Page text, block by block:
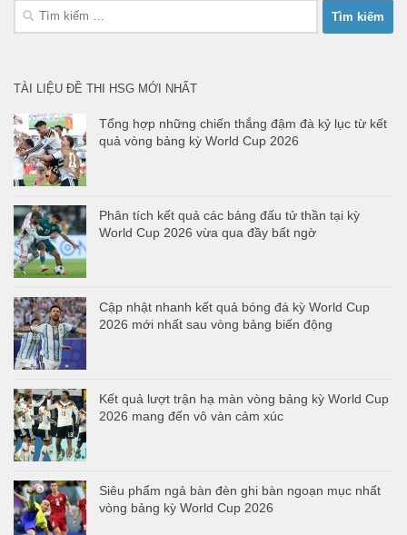
Tìm
kiếm
TÀI LIỆU ĐỀ THI HSG MỚI NHẤT
Tổng hợp những chiến thắng đậm đà kỷ lục từ kết
quả vòng bảng kỳ World Cup 2026
Phân tích kết quả các bảng đấu tử thần tại kỳ
World Cup 2026 vừa qua đầy bất ngờ
Cập nhật nhanh kết quả bóng đá kỳ World Cup
2026 mới nhất sau vòng bảng biến động
Kết quả lượt trận hạ màn vòng bảng kỳ World Cup
2026 mang đến vô vàn cảm xúc
Siêu phẩm ngả bàn đèn ghi bàn ngoạn mục nhất
vòng bảng kỳ World Cup 2026